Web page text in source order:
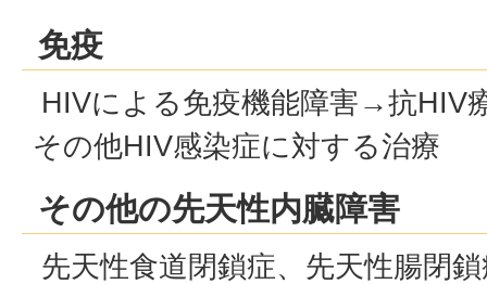
免疫
HIVによる免疫機能障害→抗HIV
その他HIV感染症に対する治療
その他の先天性内臓障害
先天性食道閉鎖症、先天性腸閉